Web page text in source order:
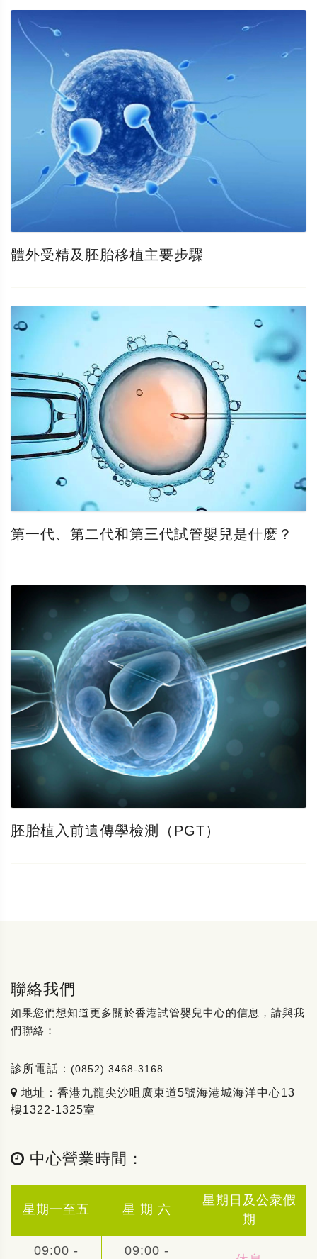
體外受精及胚胎移植主要步驟
第一代、第二代和第三代試管嬰兒是什麽？
胚胎植入前遺傳學檢測（PGT）
聯絡我們
如果您們想知道更多關於香港試管嬰兒中心的信息，請與我
們聯絡：
診所電話： (0852) 3468-3168
地址：香港九龍尖沙咀廣東道5號海港城海洋中心13
樓1322-1325室
中心營業時間：
星期一至五 星 期 六
星期日及公衆假
期
09:00 - 09:00 -